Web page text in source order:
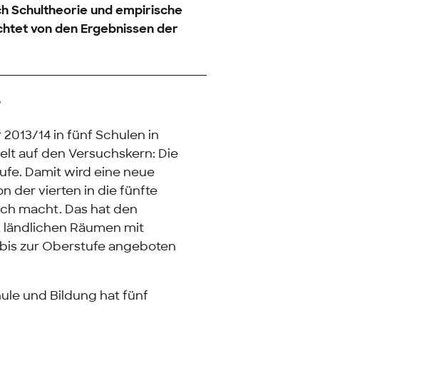
Schultheorie und empirische
von den Ergebnissen der
14 in fünf Schulen in
auf den Versuchskern: Die
Damit wird eine neue
der vierten in die fünfte
macht. Das hat den
Räumen mit
zur Oberstufe angeboten
und Bildung hat fünf